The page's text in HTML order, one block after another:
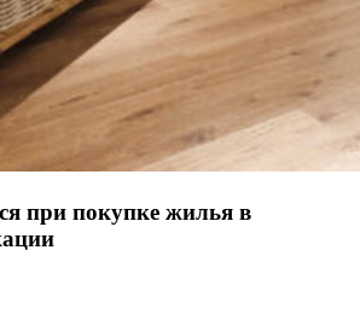
при покупке жилья в